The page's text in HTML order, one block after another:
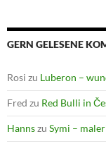
GERN GELESENE
Rosi zu Luberon –
Fred zu Red Bulli in
Hannszu Symi –